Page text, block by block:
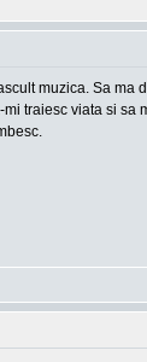
muzica. Sa
traiesc viata si